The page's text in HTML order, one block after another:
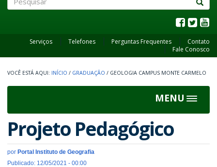
Serviços Telefones Perguntas Frequentes
Contato
Fale Conosco
INÍCIO / GRADUAÇÃO / GEOLOGIA CAMPUS MONTE CARMELO
MENU
Toggle
Projeto Pedagógico
por Portal Instituto de Geografia
Publicado: 12/05/2021 - 00:00